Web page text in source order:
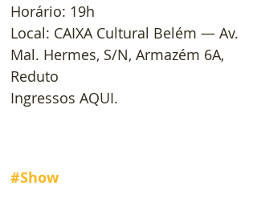
Horário: 19h
Local: CAIXA Cultural Belém — Av.
Mal. Hermes, S/N, Armazém 6A,
Reduto
Ingressos AQUI.
#Show